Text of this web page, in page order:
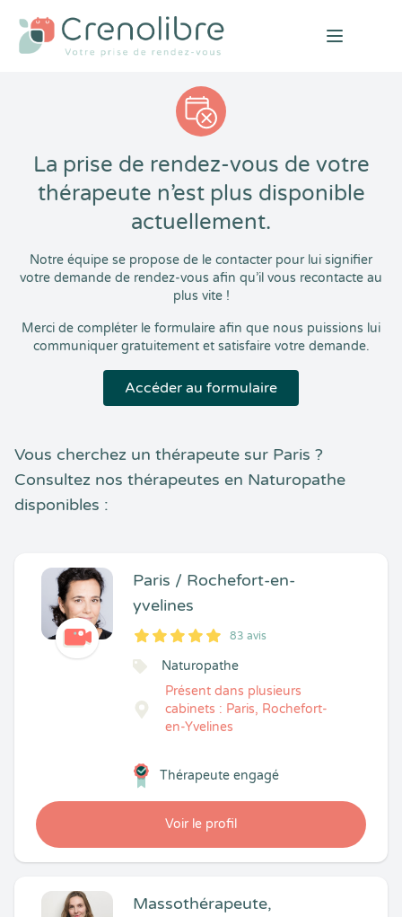
Open
La prise de rendez-vous de votre
thérapeute n’est plus disponible
actuellement.
Notre équipe se propose de le contacter pour lui signifier
votre demande de rendez-vous afin qu’il vous recontacte au
plus vite !
Merci de compléter le formulaire afin que nous puissions lui
communiquer gratuitement et satisfaire votre demande.
Accéder au formulaire
Vous cherchez un thérapeute sur Paris ?
Consultez nos thérapeutes en Naturopathe
disponibles :
Paris / Rochefort-en-
yvelines
5
1
5
83 83 avis
Naturopathe
Présent dans plusieurs
cabinets : Paris, Rochefort-
en-Yvelines
Voir le profil
Thérapeute engagé
Massothérapeute,